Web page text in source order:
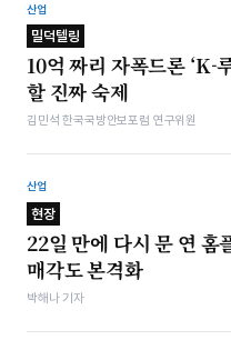
산업
밀덕텔링
10억 짜리 자폭드론 ‘K-
할 진짜 숙제
김민석 한국국방안보포럼 연구위원
산업
현장
22일 만에 다시 문 연 홈
매각도 본격화
박해나 기자